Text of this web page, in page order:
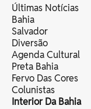
Últimas Notícias
Bahia
Salvador
Diversão
Agenda Cultural
Preta Bahia
Fervo Das Cores
Colunistas
Interior Da Bahia